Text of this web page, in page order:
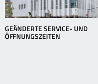
GEÄNDERTE SERVICE- UND
ÖFFNUNGSZEITEN